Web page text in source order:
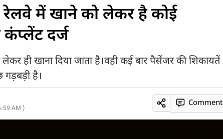
में खाने को लेकर है कोई
दर्ज
ही खाना दिया जाता है।वही कई बार पैसेंजर की शिकायतें
है।
AM )
Comment